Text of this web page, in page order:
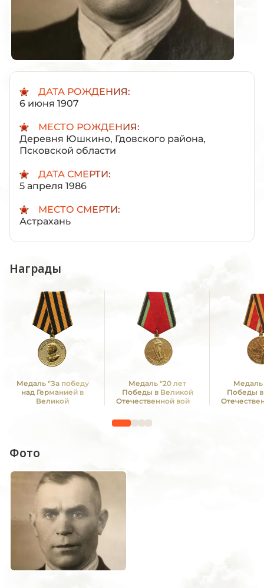
ДАТА РОЖДЕНИЯ:
6 июня 1907
МЕСТО РОЖДЕНИЯ:
Деревня Юшкино, Гдовского района,
Псковской области
ДАТА СМЕРТИ:
5 апреля 1986
МЕСТО СМЕРТИ:
Астрахань
Награды
Медаль "За победу
над Германией в
Великой
Медаль "20 лет
Победы в Великой
Отечественной войне
Медаль
Победы
Фото